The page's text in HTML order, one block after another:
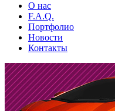
О нас
F.A.Q.
Портфолио
Новости
Контакты